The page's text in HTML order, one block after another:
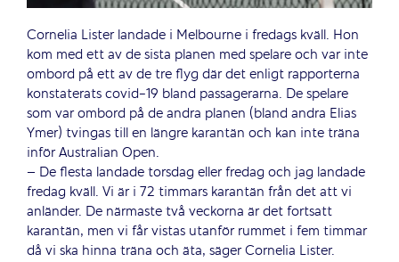
Cornelia Lister landade i Melbourne i fredags kväll. Hon
kom med ett av de sista planen med spelare och var inte
ombord på ett av de tre flyg där det enligt rapporterna
konstaterats covid-19 bland passagerarna. De spelare
som var ombord på de andra planen (bland andra Elias
Ymer) tvingas till en längre karantän och kan inte träna
inför Australian Open.
– De flesta landade torsdag eller fredag och jag landade
fredag kväll. Vi är i 72 timmars karantän från det att vi
anländer. De närmaste två veckorna är det fortsatt
karantän, men vi får vistas utanför rummet i fem timmar
då vi ska hinna träna och äta, säger Cornelia Lister.